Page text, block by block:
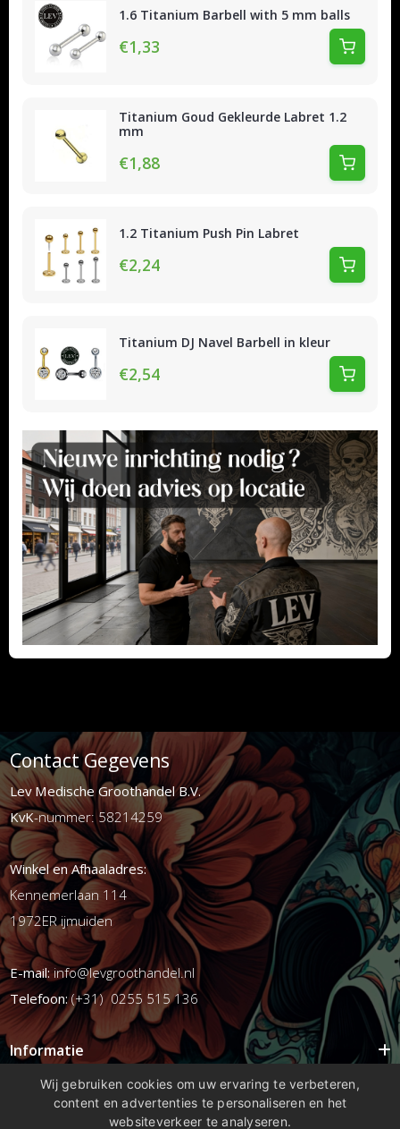
1.6 Titanium Barbell with 5 mm balls
€1,33
Titanium Goud Gekleurde Labret 1.2
mm
€1,88
1.2 Titanium Push Pin Labret
€2,24
Titanium DJ Navel Barbell in kleur
€2,54
Contact Gegevens
Lev Medische Groothandel B.V.
KvK-nummer: 58214259
Winkel en Afhaaladres:
Kennemerlaan 114
1972ER ijmuiden
E-mail:info@levgroothandel.nl
Telefoon:(+31) 0255 515 136
Informatie
Mijn account
Wij gebruiken cookies om uw ervaring te verbeteren,
content en advertenties te personaliseren en het
websiteverkeer te analyseren.